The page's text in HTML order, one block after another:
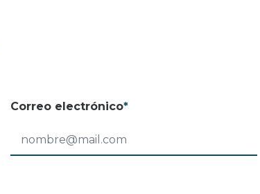
Correo electrónico*